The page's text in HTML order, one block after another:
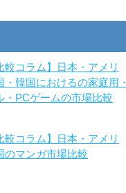
較コラム】日本・アメリ
・韓国におけるの家庭用・
・PCゲームの市場比較
較コラム】日本・アメリ
のマンガ市場比較